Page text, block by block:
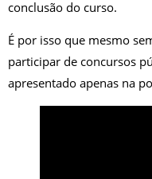
conclusão do curso.
É por isso que mesmo
participar de concursos
apresentado apenas na